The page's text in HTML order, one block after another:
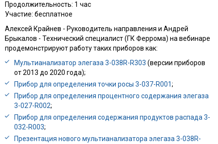
Продолжительность: 1 час
Участие: бесплатное
Алексей Крайнев - Руководитель направления и Андрей
Брыкалов - Технический специалист (ГК Феррома) на вебинаре
продемонстрируют работу таких приборов как:
Мультианализатор элегаза 3-038R-R303 (версии приборов
от 2013 до 2020 года);
Прибор для определения точки росы 3-037-R001;
Прибор для определения процентного содержания элегаза
3-027-R002;
Прибор для определения содержания продуктов распада 3-
032-R003;
Презентация нового мультианализатора элегаза 3-038R-